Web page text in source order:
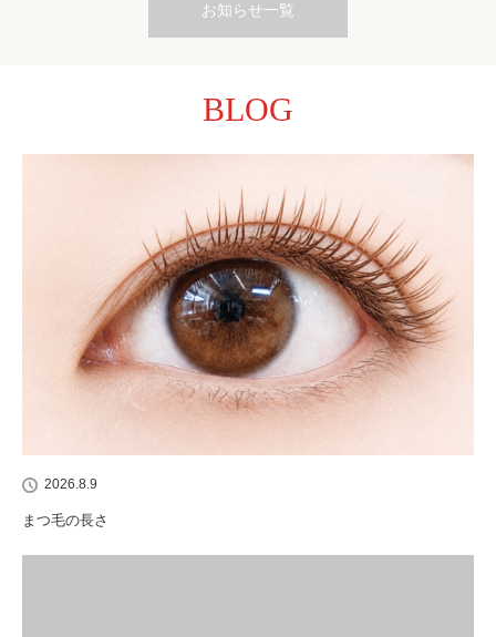
お知らせ一覧
BLOG
2026.8.9
まつ毛の長さ